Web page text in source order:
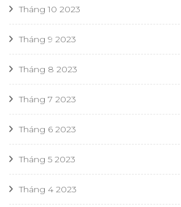
Tháng 10 2023
Tháng 9 2023
Tháng 8 2023
Tháng 7 2023
Tháng 6 2023
Tháng 5 2023
Tháng 4 2023